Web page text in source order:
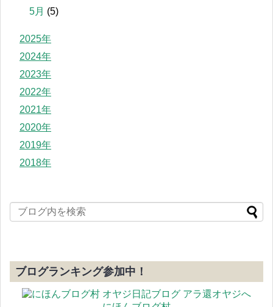
5月 (5)
2025年
2024年
2023年
2022年
2021年
2020年
2019年
2018年
ブログランキング参加中！